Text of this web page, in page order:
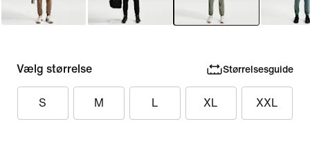
Vælg størrelse Størrelsesguide
S M L XL XXL